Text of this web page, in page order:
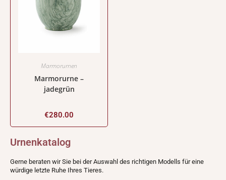
Marmorurnen
Marmorurne –
jadegrün
€280.00
Urnenkatalog
Gerne beraten wir Sie bei der Auswahl des richtigen Modells für eine
würdige letzte Ruhe Ihres Tieres.